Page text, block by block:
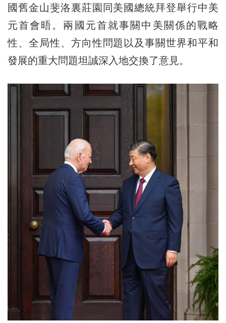
國舊金山斐洛裏莊園同美國總統拜登舉行中美
元首會晤。兩國元首就事關中美關係的戰略
性、全局性、方向性問題以及事關世界和平和
發展的重大問題坦誠深入地交換了意見。